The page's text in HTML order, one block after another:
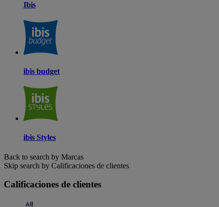
Ibis
ibis budget
ibis Styles
Back to search by Marcas
Skip search by Calificaciones de clientes
Calificaciones de clientes